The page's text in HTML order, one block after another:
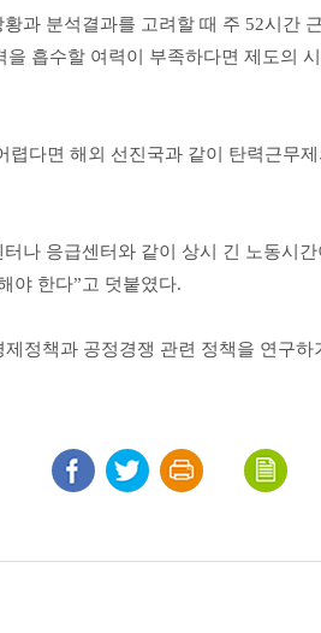
과 분석결과를 고려할 때 주 52시간
흡수할 여력이 부족하다면 제도의
렵다면 해외 선진국과 같이 탄력근무
나 응급센터와 같이 상시 긴 노동시
야 한다”고 덧붙였다.
정책과 공정경쟁 관련 정책을 연구